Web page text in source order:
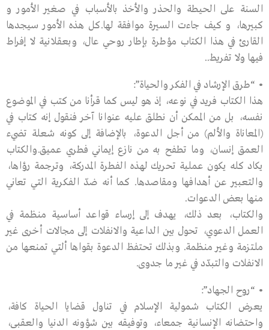
السنة على الحيطة والحذر والأخذ بالأسباب في صغير الأمور و
كبيرها، و كيف جاءت السيرة موافقة لها.كل هذه الأمور سيجدها
القارئ في هذا الكتاب مؤطرة بإطار روحي عال، وبعقلانية لا إفراط
فيها ولا تفريط..
• “طرق الإرشاد في الفكر والحياة”:
هذا الكتاب فريد في نوعه، إذ هو ليس كما قرأنا من كتب في الموضوع
نفسه، بل من الممكن أن نطلق عليه عنوانا آخر فنقول إنه كتاب في
(المعاناة والألم) من أجل الدعوة، بالإضافة إلى كونه شعلة تضيء
العمق إنسان، وما تطفح به من نازع إيماني فطري عميق.والكتاب
يكاد كله يكون عملية تحريك لهذه الفطرة المدركة، وترجمة رؤاها،
والتعبير عن أهدافها ومقاصدها. كما أنه ضدّ الفكرية التي تعاني
منها بعض الدعوات.
والكتاب، بعد ذلك، يهدف إلى إرساء قواعد أساسية منظمة في
العمل الدعوي، تحول بين الداعية والانفلات إلى مجالات أخرى غير
ملتزمة وغير منظمة. وبذلك تحتفظ الدعوة بقواها ألتي تمنعها من
الانفلات والتبدّد في غير ما جدوى.
• “روح الجهاد”:
يعرض الكتاب شمولية الإسلام في تناول قضايا الحياة كافة،
واحتضانه الإنسانية جمعاء، وتوفيقه بين شؤونه الدنيا والعقبى،